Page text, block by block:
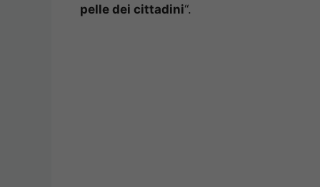
pelle dei cittadini“.